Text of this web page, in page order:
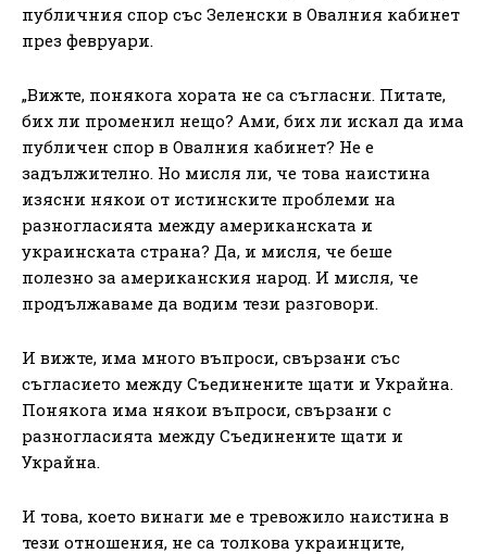
публичния спор със Зеленски в Овалния кабинет
през февруари.
„Вижте, понякога хората не са съгласни. Питате,
бих ли променил нещо? Ами, бих ли искал да има
публичен спор в Овалния кабинет? Не е
задължително. Но мисля ли, че това наистина
изясни някои от истинските проблеми на
разногласията между американската и
украинската страна? Да, и мисля, че беше
полезно за американския народ. И мисля, че
продължаваме да водим тези разговори.
И вижте, има много въпроси, свързани със
съгласието между Съединените щати и Украйна.
Понякога има някои въпроси, свързани с
разногласията между Съединените щати и
Украйна.
И това, което винаги ме е тревожило наистина в
тези отношения, не са толкова украинците,